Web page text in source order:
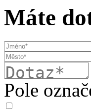
Máte
Pole